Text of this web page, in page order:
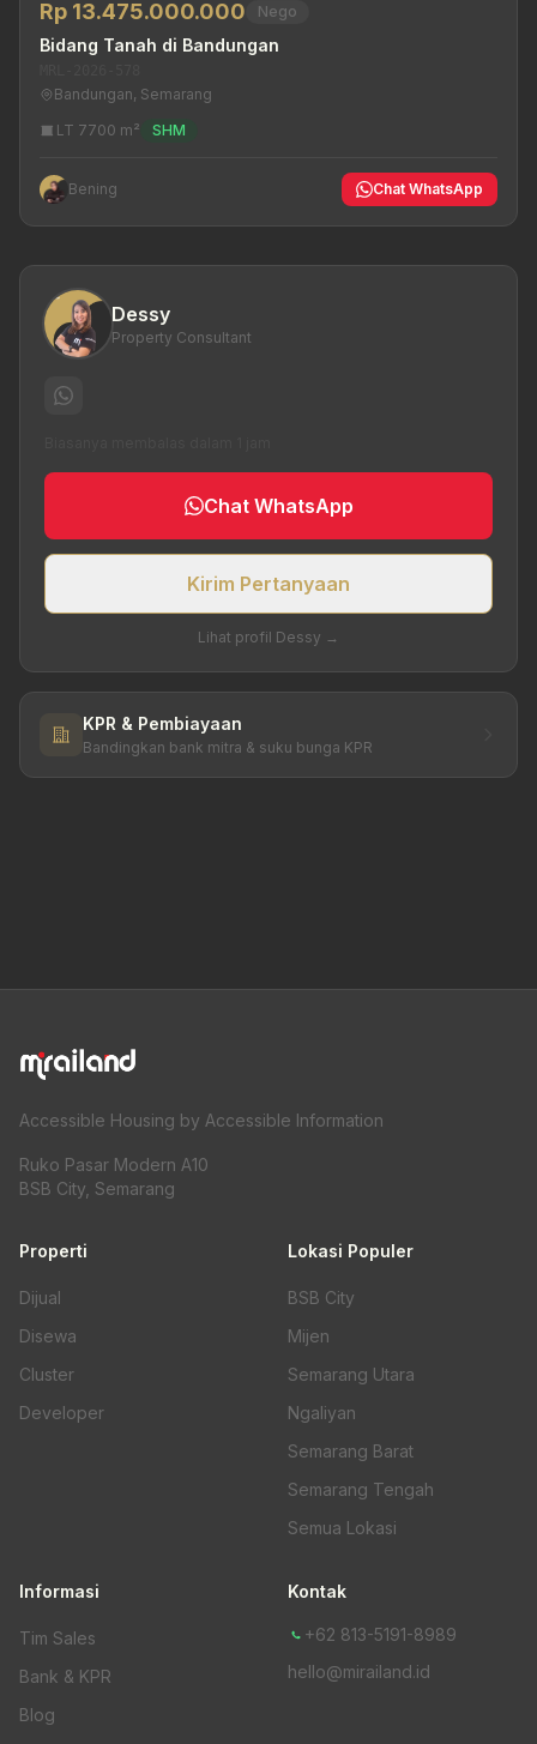
Rp 13.475.000.000 Nego
Bidang Tanah di Bandungan
Bandungan, Semarang
LT 7700 m²
SHM
Bening Chat WhatsApp
Dessy
Property Consultant
Chat WhatsApp
Kirim Pertanyaan
Lihat profil Dessy →
KPR & Pembiayaan
Bandingkan bank mitra & suku bunga KPR
Accessible Housing by Accessible Information
Ruko Pasar Modern A10
BSB City, Semarang
Properti
Dijual
Disewa
Cluster
Developer
Lokasi Populer
BSB City
Mijen
Semarang Utara
Ngaliyan
Semarang Barat
Semarang Tengah
Semua Lokasi
Informasi
Tim Sales
Bank & KPR
Blog
Kontak
+62 813-5191-8989
hello@mirailand.id